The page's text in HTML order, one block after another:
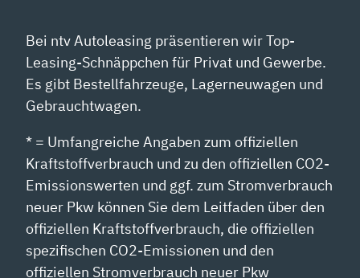
Bei ntv Autoleasing präsentieren wir Top-
Leasing-Schnäppchen für Privat und Gewerbe.
Es gibt Bestellfahrzeuge, Lagerneuwagen und
Gebrauchtwagen.
* = Umfangreiche Angaben zum offiziellen
Kraftstoffverbrauch und zu den offiziellen CO2-
Emissionswerten und ggf. zum Stromverbrauch
neuer Pkw können Sie dem Leitfaden über den
offiziellen Kraftstoffverbrauch, die offiziellen
spezifischen CO2-Emissionen und den
offiziellen Stromverbrauch neuer Pkw